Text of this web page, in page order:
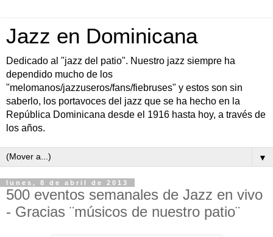
Jazz en Dominicana
Dedicado al "jazz del patio". Nuestro jazz siempre ha
dependido mucho de los
"melomanos/jazzuseros/fans/fiebruses" y estos son sin
saberlo, los portavoces del jazz que se ha hecho en la
República Dominicana desde el 1916 hasta hoy, a través de
los años.
▼
lunes, 8 de abril de 2013
500 eventos semanales de Jazz en vivo
- Gracias ¨músicos de nuestro patio¨